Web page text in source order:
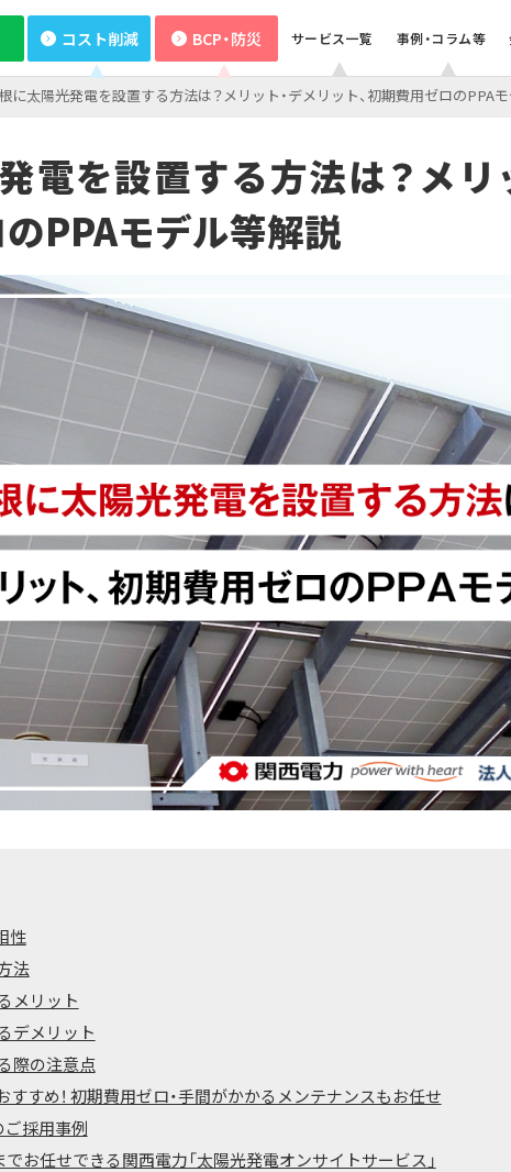
サービス
太陽光とセットで更なるコスト削減・脱炭素
蓄電池オンサイトサービス
車両・充電器もまるっとおまかせ
EVパッケージサービス
オフサイトPPA
コスト削減
サービス
®
データの見える化で歩留まり改善
K-DXソリューション
省エネ行動の習慣化から
設備の一元管理まで
エネルーク
自家発電で電気料金を削減
太陽光発電オンサイトサービス
BCP・防災
サービス
従業員の安否確認から集計まで自動化
安否確認システム
非常用発電機のテスト・メンテナンス
非常用発電機負荷試験サービス
緊急時燃料配送
サービス一覧
削減 BCP・防災
業種から探す
病院・医療機関
物流・運輸業
製造業ソリューション特設サイト
事例・コラム等
電気・ガスについて
お問い合わせ
に太陽光発電を設置する方法は？メリット・デメリット、初期費用ゼロのPPA
電を設置する方法は？メリ
のPPAモデル等解説
性
法
メリット
デメリット
際の注意点
すめ！ 初期費用ゼロ・手間がかかるメンテナンスもお任せ
ご採用事例
お任せできる関西電力「太陽光発電オンサイトサービス」